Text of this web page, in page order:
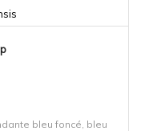
bleu foncé, bleu